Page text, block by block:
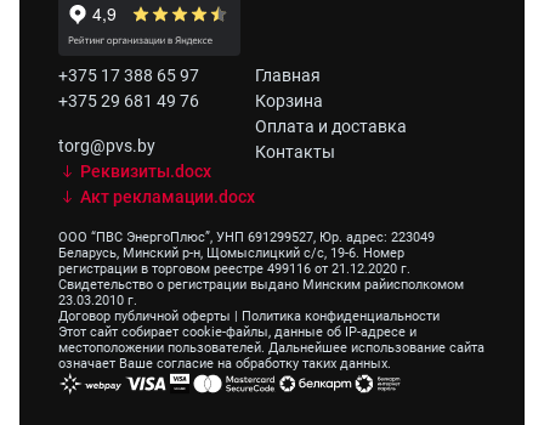
+375 17 388 65 97
+375 29 681 49 76
torg@pvs.by
Реквизиты.docx
Акт рекламации.docx
Главная
Корзина
Оплата и доставка
Контакты
ООО “ПВС ЭнергоПлюс”, УНП 691299527, Юр. адрес: 223049
Беларусь, Минский р-н, Щомыслицкий с/с, 19-6. Номер
регистрации в торговом реестре 499116 от 21.12.2020 г.
Свидетельство о регистрации выдано Минским райисполкомом
23.03.2010 г.
Договор публичной оферты | Политика конфиденциальности
Этот сайт собирает cookie-файлы, данные об IP-адресе и
местоположении пользователей. Дальнейшее использование сайта
означает Ваше согласие на обработку таких данных.